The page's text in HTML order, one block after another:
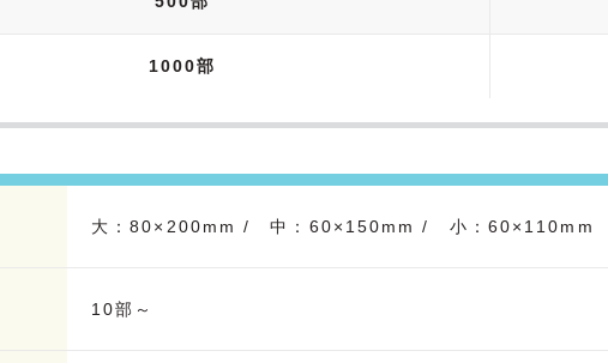
1000部
大：80×200mm / 中：60×150mm / 小：60×110mm
10部～